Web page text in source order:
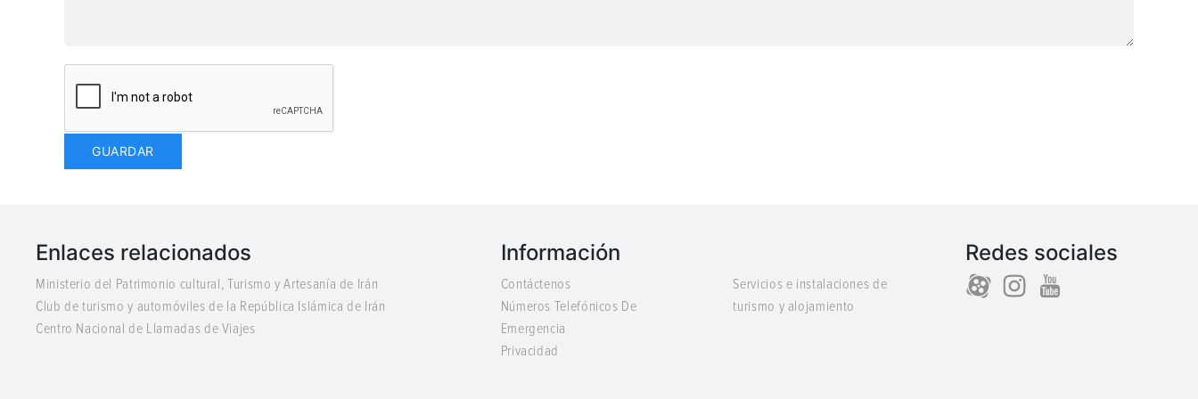
Enlaces relacionados
Ministerio del Patrimonio cultural, Turismo y Artesanía de Irán
Club de turismo y automóviles de la República Islámica de Irán
Centro Nacional de Llamadas de Viajes
Información
Contáctenos
Números Telefónicos De
Emergencia
Privacidad
Servicios e instalaciones de
turismo y alojamiento
Redes sociales